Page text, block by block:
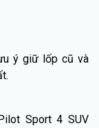
ý giữ lốp cũ và
Sport 4 SUV